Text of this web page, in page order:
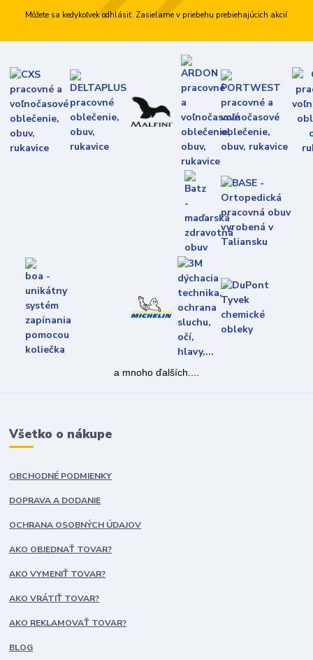
Môžete sa kedykoľvek odhlásiť. Zasielame v priebehu prebiehajúcich akcií
a mnoho ďalších....
Všetko o nákupe
OBCHODNÉ PODMIENKY
DOPRAVA A DODANIE
OCHRANA OSOBNÝCH ÚDAJOV
AKO OBJEDNAŤ TOVAR?
AKO VYMENIŤ TOVAR?
AKO VRÁTIŤ TOVAR?
AKO REKLAMOVAŤ TOVAR?
BLOG